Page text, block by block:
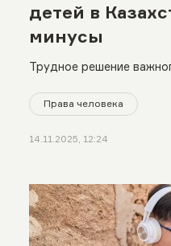
детей в
минусы
Трудное решение
Права человека
14.11.2025, 12:24